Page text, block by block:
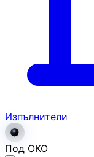
Изпълнители
Под ОКО